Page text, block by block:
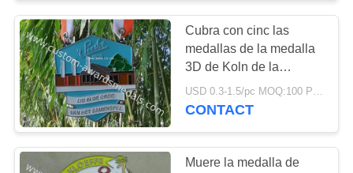
Cubra con cinc las
medallas de la medalla
3D de Koln de la
aleación para el festival
estacional de Alemania
USD 0.3-1.5/pc MOQ:100 PC por diseño
CONTACT
Muere la medalla de